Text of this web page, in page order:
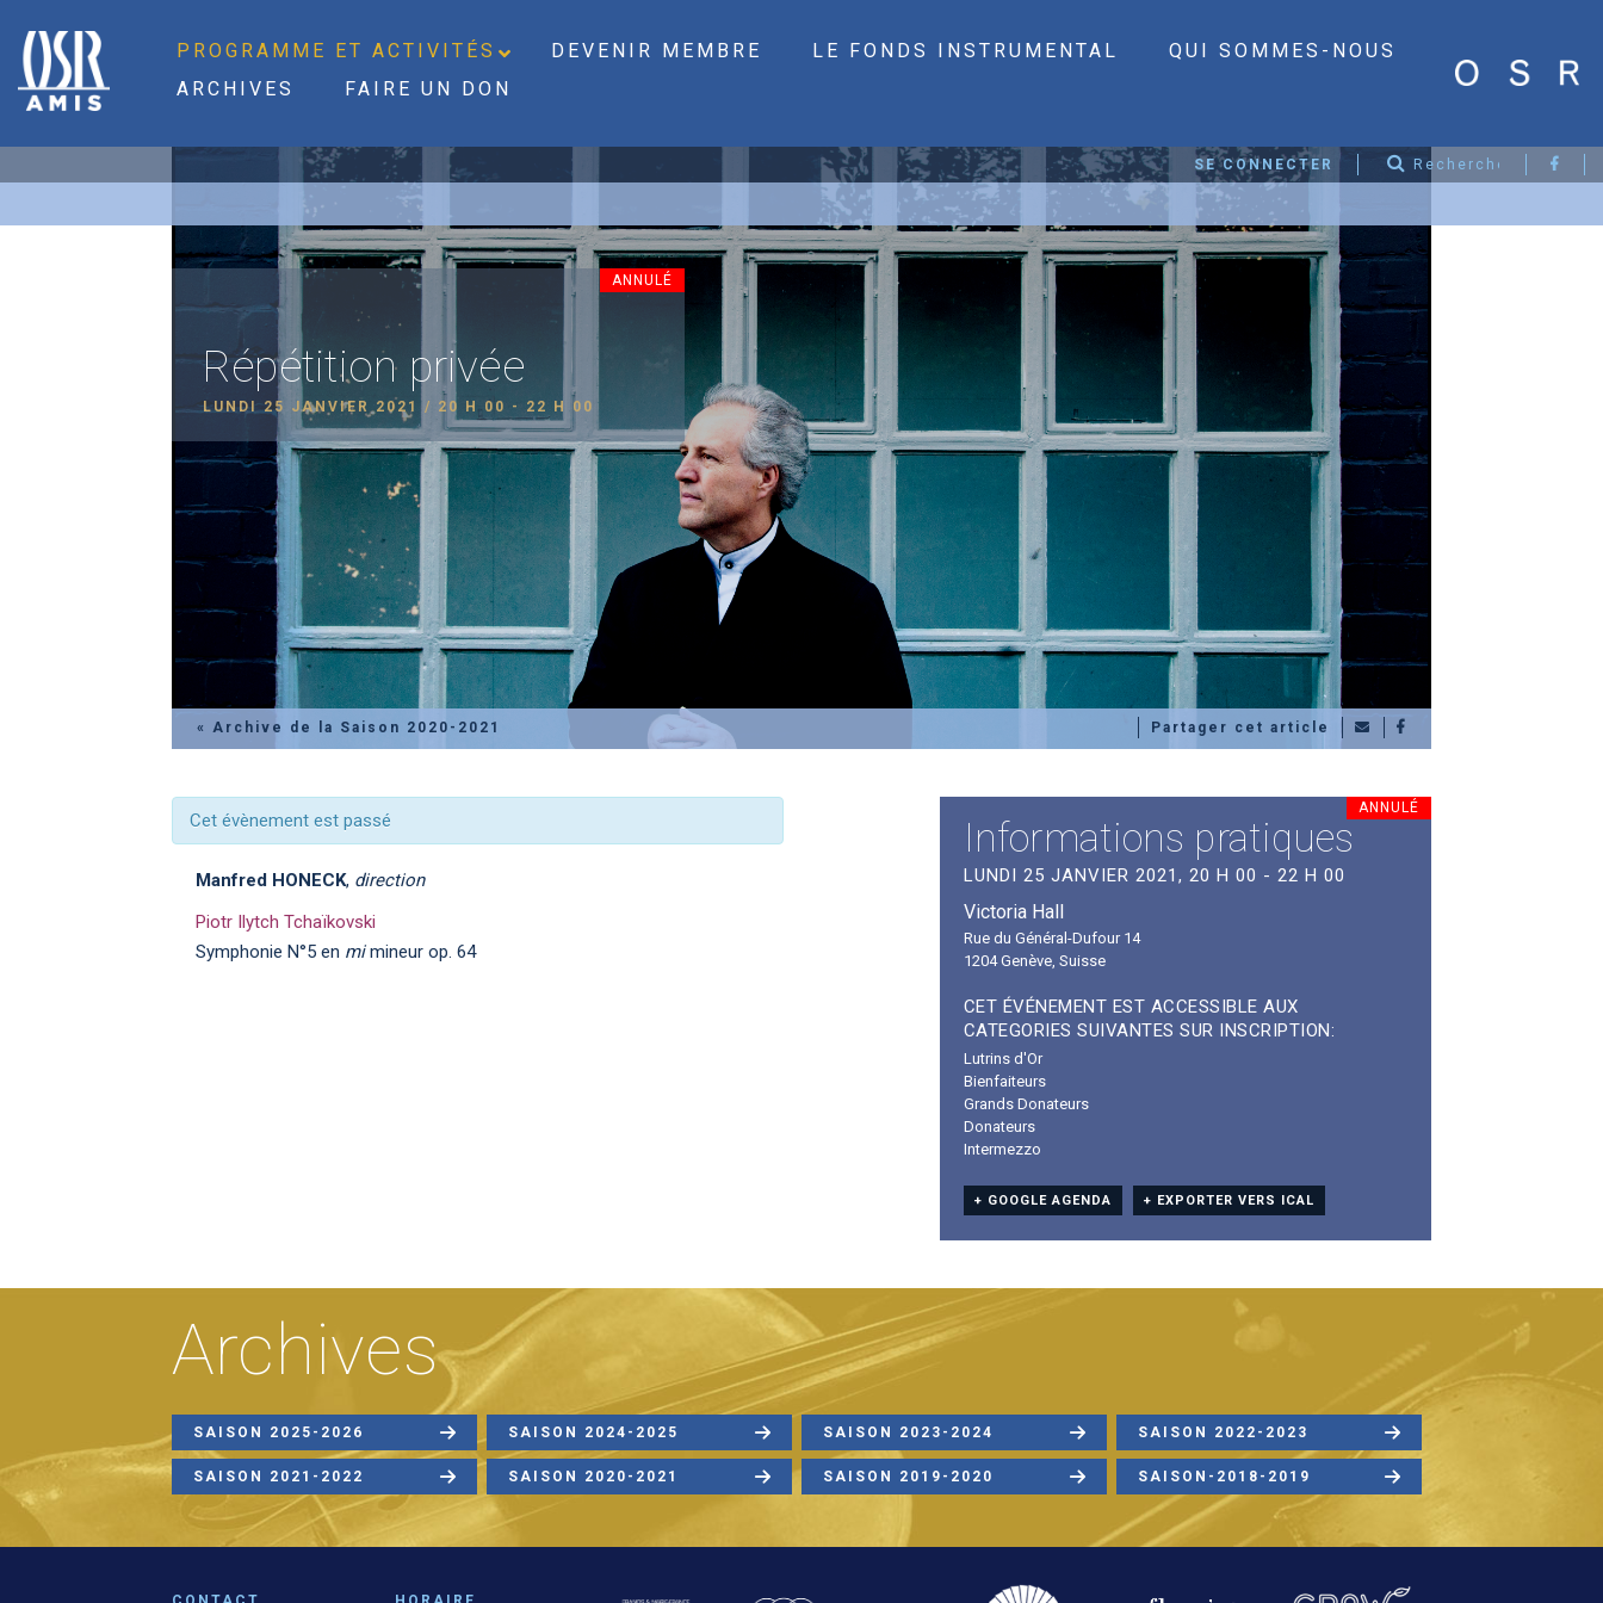
PROGRAMME ET ACTIVITÉS DEVENIR MEMBRE LE FONDS INSTRUMENTAL
QUI SOMMES-NOUS
ARCHIVES
FAIRE UN DON
SE CONNECTER
ANNULÉ
Répétition privée
LUNDI 25 JANVIER 2021 / 20 H 00 - 22 H 00
« Archive de la Saison 2020-2021 Partager cet article
Cet évènement est passé
Manfred HONECK, direction
Piotr Ilytch Tchaïkovski
Symphonie N°5 en mimineur op. 64
ANNULÉ
Informations pratiques
LUNDI 25 JANVIER 2021, 20 H 00 - 22 H 00
Victoria Hall
Rue du Général-Dufour 14
1204 Genève, Suisse
CET ÉVÉNEMENT EST ACCESSIBLE AUX
CATEGORIES SUIVANTES SUR INSCRIPTION:
Lutrins d'Or
Bienfaiteurs
Grands Donateurs
Donateurs
Intermezzo
+ GOOGLE AGENDA + EXPORTER VERS ICAL
Archives
SAISON 2025-2026 SAISON 2024-2025 SAISON 2023-2024 SAISON 2022-2023
SAISON 2021-2022 SAISON 2020-2021 SAISON 2019-2020 SAISON-2018-2019